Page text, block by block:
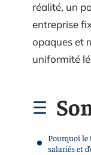
réalité, un
entreprise
opaques et
uniformité
Pourquoi le
salariés et